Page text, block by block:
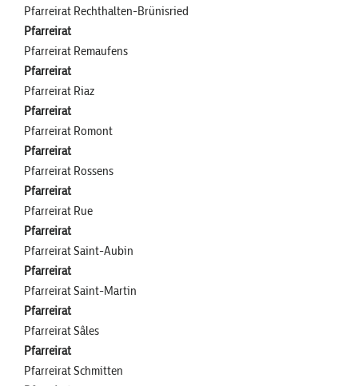
Pfarreirat Rechthalten-Brünisried
Pfarreirat
Pfarreirat Remaufens
Pfarreirat
Pfarreirat Riaz
Pfarreirat
Pfarreirat Romont
Pfarreirat
Pfarreirat Rossens
Pfarreirat
Pfarreirat Rue
Pfarreirat
Pfarreirat Saint-Aubin
Pfarreirat
Pfarreirat Saint-Martin
Pfarreirat
Pfarreirat Sâles
Pfarreirat
Pfarreirat Schmitten